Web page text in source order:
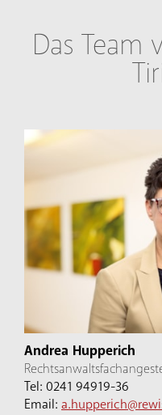
Das Team
Andrea Hupperich
Tel: 0241 94919-36
Email: